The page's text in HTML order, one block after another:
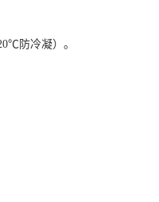
防冷凝）。